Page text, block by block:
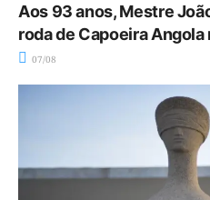
Aos 93 anos, Mestre
roda de Capoeira
07/08